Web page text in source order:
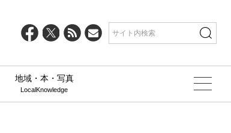
地域・本・写真
LocalKnowledge